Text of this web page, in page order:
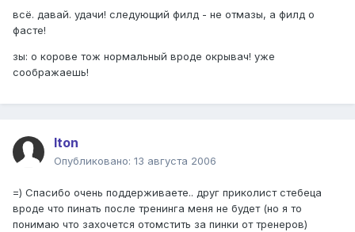
всё. давай. удачи! следующий филд - не отмазы, а филд о
фасте!
зы: о корове тож нормальный вроде окрывач! уже
соображаешь!
Iton
Опубликовано: 13 августа 2006
=) Спасибо очень поддерживаете.. друг приколист стебеца
вроде что пинать после тренинга меня не будет (но я то
понимаю что захочется отомстить за пинки от тренеров)